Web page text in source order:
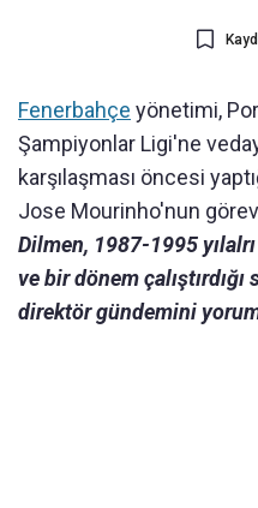
Fenerbahçe yönetimi,
Şampiyonlar Ligi'ne
karşılaşması öncesi
Jose Mourinho'nun
Dilmen, 1987-1995
ve bir dönem
direktör gündemini